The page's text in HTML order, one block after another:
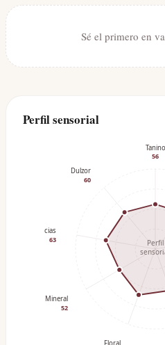
Sé el primero en
Perfil sensorial
Tanino
56
Floral
Mineral
52
Especias
63
Dulzor
60
Perfil